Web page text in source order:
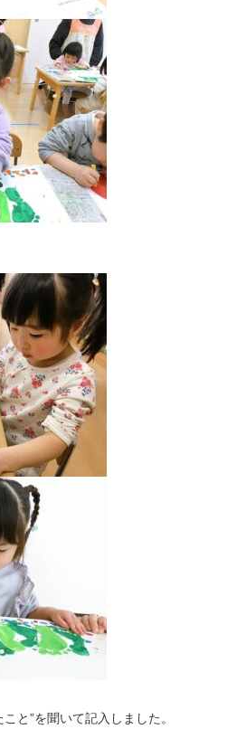
と”を聞いて記入しました。